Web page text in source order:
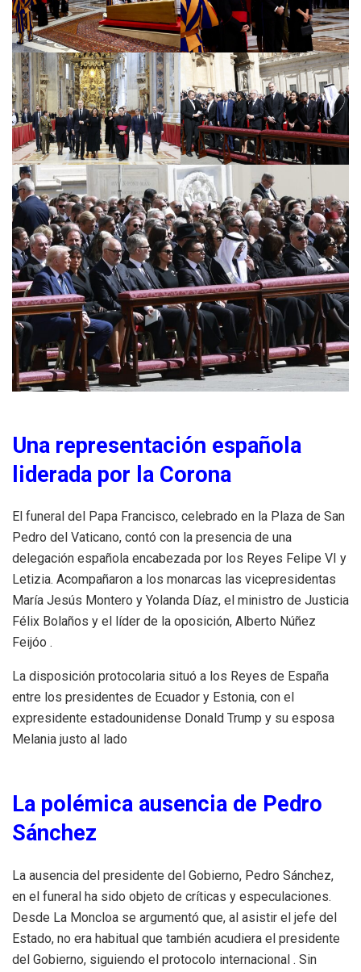
Una representación española
liderada por la Corona
El funeral del Papa Francisco, celebrado en la Plaza de San
Pedro del Vaticano, contó con la presencia de una
delegación española encabezada por los Reyes Felipe VI y
Letizia. Acompañaron a los monarcas las vicepresidentas
María Jesús Montero y Yolanda Díaz, el ministro de Justicia
Félix Bolaños y el líder de la oposición, Alberto Núñez
Feijóo .​
La disposición protocolaria situó a los Reyes de España
entre los presidentes de Ecuador y Estonia, con el
expresidente estadounidense Donald Trump y su esposa
Melania justo al lado
La polémica ausencia de Pedro
Sánchez
La ausencia del presidente del Gobierno, Pedro Sánchez,
en el funeral ha sido objeto de críticas y especulaciones.
Desde La Moncloa se argumentó que, al asistir el jefe del
Estado, no era habitual que también acudiera el presidente
del Gobierno, siguiendo el protocolo internacional . Sin